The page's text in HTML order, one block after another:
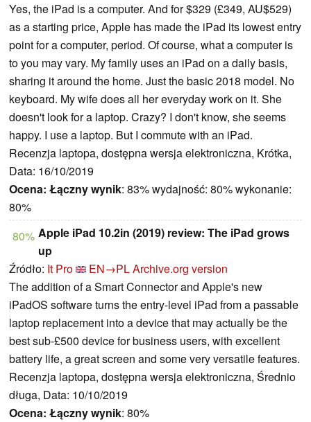
Yes, the iPad is a computer. And for $329 (£349, AU$529)
as a starting price, Apple has made the iPad its lowest entry
point for a computer, period. Of course, what a computer is
to you may vary. My family uses an iPad on a daily basis,
sharing it around the home. Just the basic 2018 model. No
keyboard. My wife does all her everyday work on it. She
doesn't look for a laptop. Crazy? I don't know, she seems
happy. I use a laptop. But I commute with an iPad.
Recenzja laptopa, dostępna wersja elektroniczna, Krótka,
Data: 16/10/2019
Ocena: Łączny wynik: 83% wydajność: 80% wykonanie:
80%
80% Apple iPad 10.2in (2019) review: The iPad grows
up
Źródło: It Pro EN→PLArchive.org version
The addition of a Smart Connector and Apple's new
iPadOS software turns the entry-level iPad from a passable
laptop replacement into a device that may actually be the
best sub-£500 device for business users, with excellent
battery life, a great screen and some very versatile features.
Recenzja laptopa, dostępna wersja elektroniczna, Średnio
długa, Data: 10/10/2019
Ocena: Łączny wynik: 80%